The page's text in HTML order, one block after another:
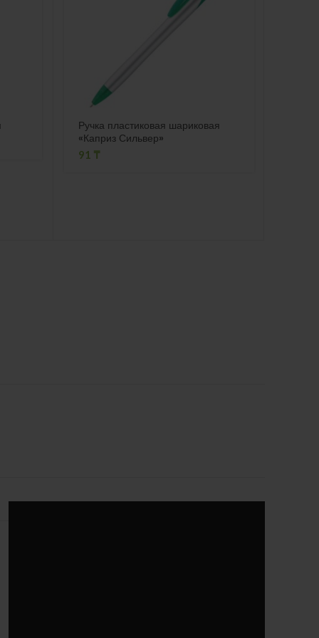
Ручка пластиковая шариковая
«Каприз Сильвер»
91 ₸